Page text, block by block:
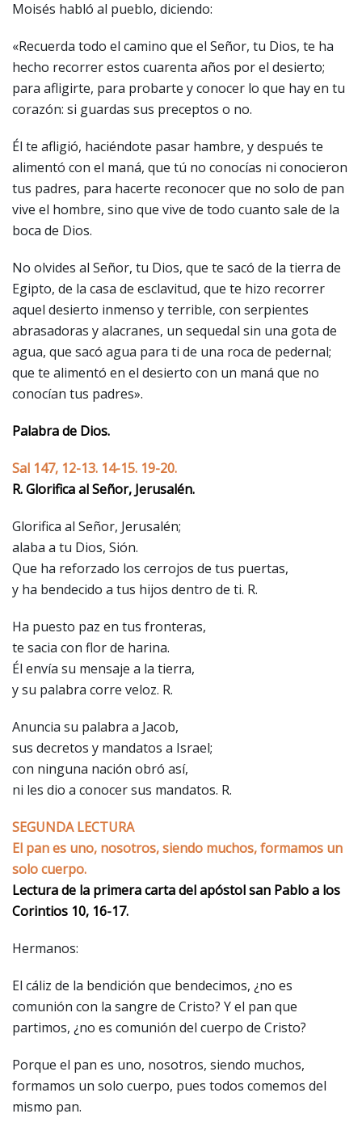
Moisés habló al pueblo, diciendo:
«Recuerda todo el camino que el Señor, tu Dios, te ha
hecho recorrer estos cuarenta años por el desierto;
para afligirte, para probarte y conocer lo que hay en tu
corazón: si guardas sus preceptos o no.
Él te afligió, haciéndote pasar hambre, y después te
alimentó con el maná, que tú no conocías ni conocieron
tus padres, para hacerte reconocer que no solo de pan
vive el hombre, sino que vive de todo cuanto sale de la
boca de Dios.
No olvides al Señor, tu Dios, que te sacó de la tierra de
Egipto, de la casa de esclavitud, que te hizo recorrer
aquel desierto inmenso y terrible, con serpientes
abrasadoras y alacranes, un sequedal sin una gota de
agua, que sacó agua para ti de una roca de pedernal;
que te alimentó en el desierto con un maná que no
conocían tus padres».
Palabra de Dios.
Sal 147, 12-13. 14-15. 19-20.
R. Glorifica al Señor, Jerusalén.
Glorifica al Señor, Jerusalén;
alaba a tu Dios, Sión.
Que ha reforzado los cerrojos de tus puertas,
y ha bendecido a tus hijos dentro de ti. R.
Ha puesto paz en tus fronteras,
te sacia con flor de harina.
Él envía su mensaje a la tierra,
y su palabra corre veloz. R.
Anuncia su palabra a Jacob,
sus decretos y mandatos a Israel;
con ninguna nación obró así,
ni les dio a conocer sus mandatos. R.
SEGUNDA LECTURA
El pan es uno, nosotros, siendo muchos, formamos un
solo cuerpo.
Lectura de la primera carta del apóstol san Pablo a los
Corintios 10, 16-17.
Hermanos:
El cáliz de la bendición que bendecimos, ¿no es
comunión con la sangre de Cristo? Y el pan que
partimos, ¿no es comunión del cuerpo de Cristo?
Porque el pan es uno, nosotros, siendo muchos,
formamos un solo cuerpo, pues todos comemos del
mismo pan.